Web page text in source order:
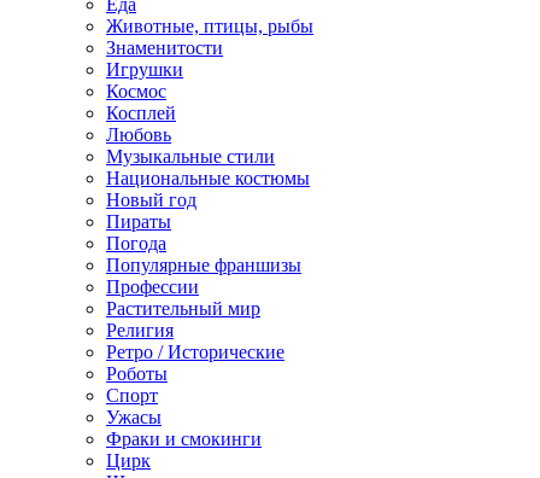
Еда
Животные, птицы, рыбы
Знаменитости
Игрушки
Космос
Косплей
Любовь
Музыкальные стили
Национальные костюмы
Новый год
Пираты
Погода
Популярные франшизы
Профессии
Растительный мир
Религия
Ретро / Исторические
Роботы
Спорт
Ужасы
Фраки и смокинги
Цирк